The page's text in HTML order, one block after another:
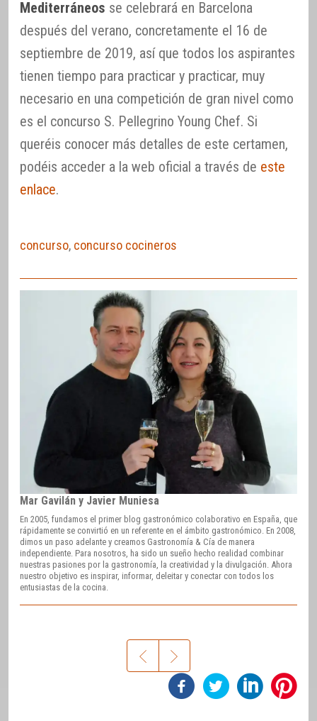
Mediterráneos se celebrará en Barcelona
después del verano, concretamente el 16 de
septiembre de 2019, así que todos los aspirantes
tienen tiempo para practicar y practicar, muy
necesario en una competición de gran nivel como
es el concurso S. Pellegrino Young Chef. Si
queréis conocer más detalles de este certamen,
podéis acceder a la web oficial a través de este
enlace.
concurso, concurso cocineros
Mar Gavilán y Javier Muniesa
En 2005, fundamos el primer blog gastronómico colaborativo en España, que
rápidamente se convirtió en un referente en el ámbito gastronómico. En 2008,
dimos un paso adelante y creamos Gastronomía & Cía de manera
independiente. Para nosotros, ha sido un sueño hecho realidad combinar
nuestras pasiones por la gastronomía, la creatividad y la divulgación. Ahora
nuestro objetivo es inspirar, informar, deleitar y conectar con todos los
entusiastas de la cocina.